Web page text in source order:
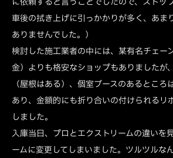
に依頼すると言うことでしたので、ストッ
車後の拭き上げに引っかかりが多く、あま
ありませんでした。）
検討した施工業者の中には、某有名チェー
金）よりも格安なショップもありましたが
（屋根はある）、個室ブースのあるところ
あり、金額的にも折り合いの付けられるリ
しました。
入庫当日、プロとエクストリームの違いを
ームに変更してしまいました。ツルツルな